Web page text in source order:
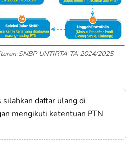
SNBP UNTIRTA TA 2024/2025
silahkan daftar ulang di
mengikuti ketentuan PTN